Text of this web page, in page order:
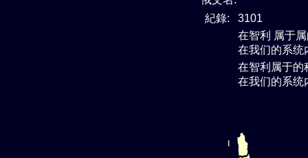
紀錄:
3101
在智利 属于
在我们的系统
在智利属于的
在我们的系统